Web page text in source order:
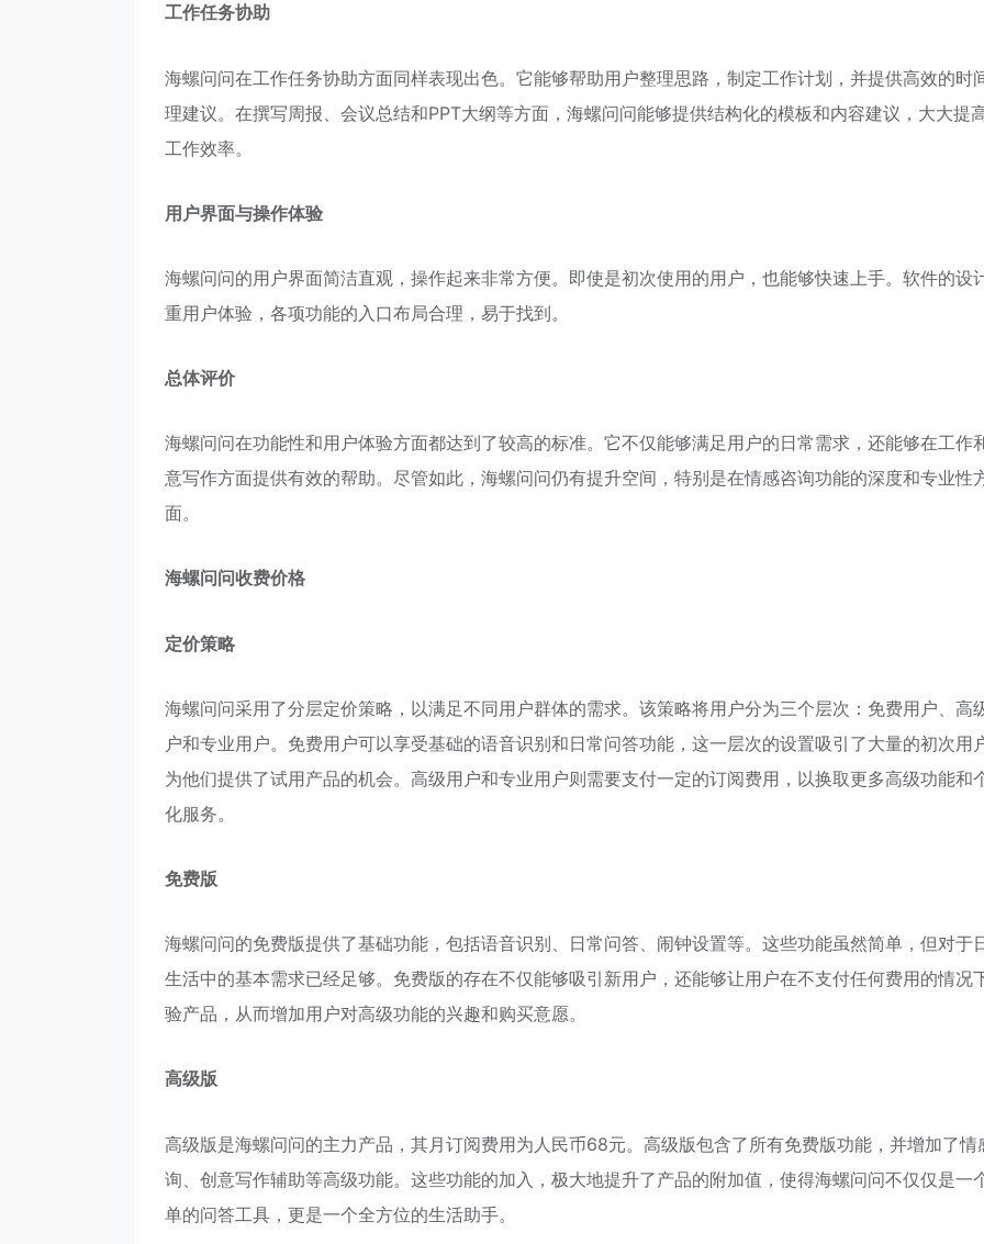
工作任务协助
海螺问问在工作任务协助方面同样表现出色。它能够帮助用户整理思路，制定工作计划，并提供高效的时
理建议。在撰写周报、会议总结和PPT大纲等方面，海螺问问能够提供结构化的模板和内容建议，大大提
工作效率。
用户界面与操作体验
海螺问问的用户界面简洁直观，操作起来非常方便。即使是初次使用的用户，也能够快速上手。软件的设
重用户体验，各项功能的入口布局合理，易于找到。
总体评价
海螺问问在功能性和用户体验方面都达到了较高的标准。它不仅能够满足用户的日常需求，还能够在工作
意写作方面提供有效的帮助。尽管如此，海螺问问仍有提升空间，特别是在情感咨询功能的深度和专业性
面。
海螺问问收费价格
定价策略
海螺问问采用了分层定价策略，以满足不同用户群体的需求。该策略将用户分为三个层次：免费用户、高
户和专业用户。免费用户可以享受基础的语音识别和日常问答功能，这一层次的设置吸引了大量的初次用
为他们提供了试用产品的机会。高级用户和专业用户则需要支付一定的订阅费用，以换取更多高级功能和
化服务。
免费版
海螺问问的免费版提供了基础功能，包括语音识别、日常问答、闹钟设置等。这些功能虽然简单，但对于
生活中的基本需求已经足够。免费版的存在不仅能够吸引新用户，还能够让用户在不支付任何费用的情况
验产品，从而增加用户对高级功能的兴趣和购买意愿。
高级版
高级版是海螺问问的主力产品，其月订阅费用为人民币68元。高级版包含了所有免费版功能，并增加了情
询、创意写作辅助等高级功能。这些功能的加入，极大地提升了产品的附加值，使得海螺问问不仅仅是一
单的问答工具，更是一个全方位的生活助手。